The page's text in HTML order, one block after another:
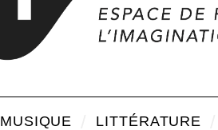
MUSIQUE LITTÉRATURE